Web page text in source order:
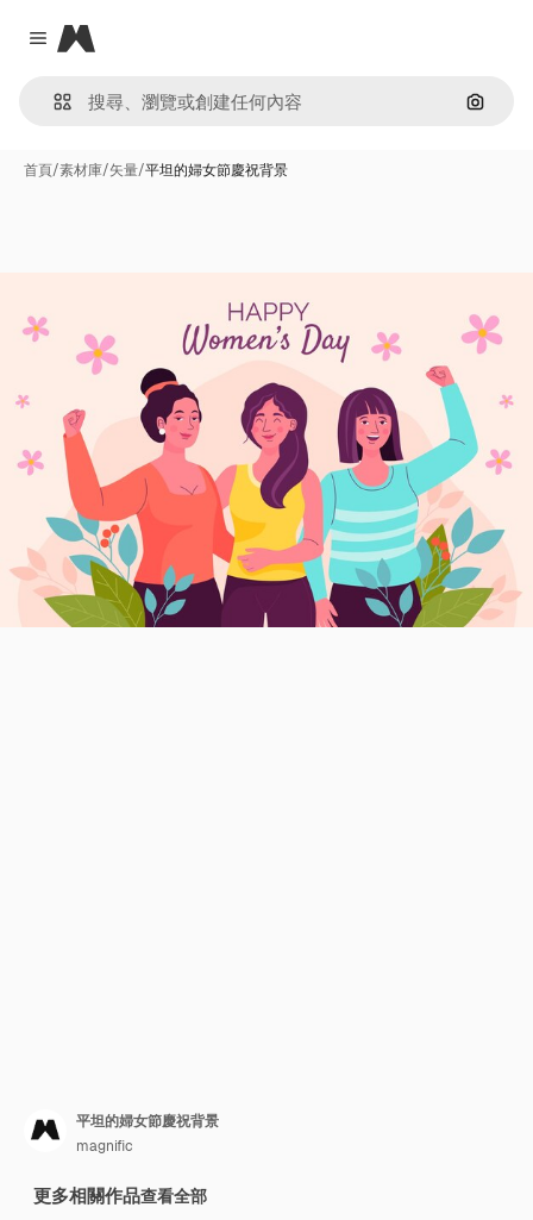
Close menu
Magnific
通過圖
首頁/素材庫/矢量/平坦的婦女節慶祝背景
平坦的婦女節慶祝背景
magnific
更多相關作品查看全部